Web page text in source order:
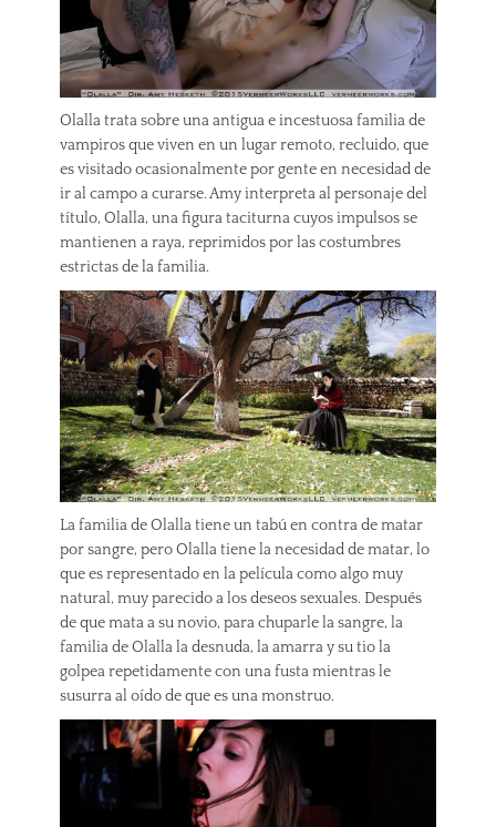
Olalla trata sobre una antigua e incestuosa familia de
vampiros que viven en un lugar remoto, recluido, que
es visitado ocasionalmente por gente en necesidad de
ir al campo a curarse. Amy interpreta al personaje del
título, Olalla, una figura taciturna cuyos impulsos se
mantienen a raya, reprimidos por las costumbres
estrictas de la familia.
La familia de Olalla tiene un tabú en contra de matar
por sangre, pero Olalla tiene la necesidad de matar, lo
que es representado en la película como algo muy
natural, muy parecido a los deseos sexuales. Después
de que mata a su novio, para chuparle la sangre, la
familia de Olalla la desnuda, la amarra y su tio la
golpea repetidamente con una fusta mientras le
susurra al oído de que es una monstruo.